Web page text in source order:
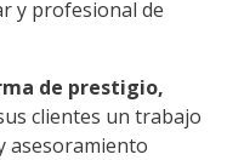
y profesional de
de prestigio,
clientes un trabajo
asesoramiento